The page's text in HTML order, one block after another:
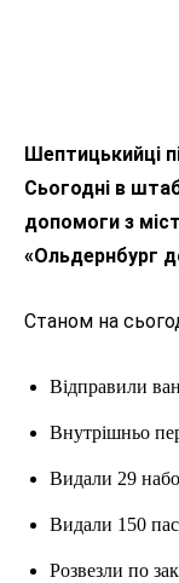
Шептицькийці
Сьогодні в
допомоги з
«Ольдернбург
Станом на
Відправили
Внутрішньо
Видали 29
Видали 150
Розвезли по